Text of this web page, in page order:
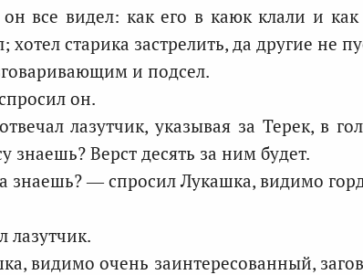
все видел: как его в каюк клали и как
старика застрелить, да другие не
и подсел.
он.
лазутчик, указывая за Терек, в
Верст десять за ним будет.
знаешь? — спросил Лукашка, видимо
видимо очень заинтересованный,